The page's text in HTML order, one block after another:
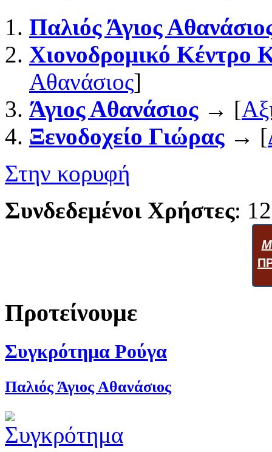
Παλιός Άγιος
Χιονοδρομικό Κέντρο
Αθανάσιος]
Άγιος Αθανάσιος→ [
Ξενοδοχείο Γιώρας→ [
Στην κορυφή
Συνδεδεμένοι Χρήστες: 12
Προτείνουμε
Συγκρότημα Ρούγα
Παλιός Άγιος Αθανάσιος